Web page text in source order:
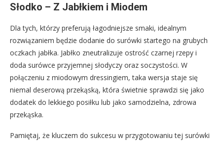
Słodko – Z Jabłkiem i Miodem
Dla tych, którzy preferują łagodniejsze smaki, idealnym
rozwiązaniem będzie dodanie do surówki startego na grubych
oczkach jabłka. Jabłko zneutralizuje ostrość czarnej rzepy i
doda surówce przyjemnej słodyczy oraz soczystości. W
połączeniu z miodowym dressingiem, taka wersja staje się
niemal deserową przekąską, która świetnie sprawdzi się jako
dodatek do lekkiego posiłku lub jako samodzielna, zdrowa
przekąska.
Pamiętaj, że kluczem do sukcesu w przygotowaniu tej surówki